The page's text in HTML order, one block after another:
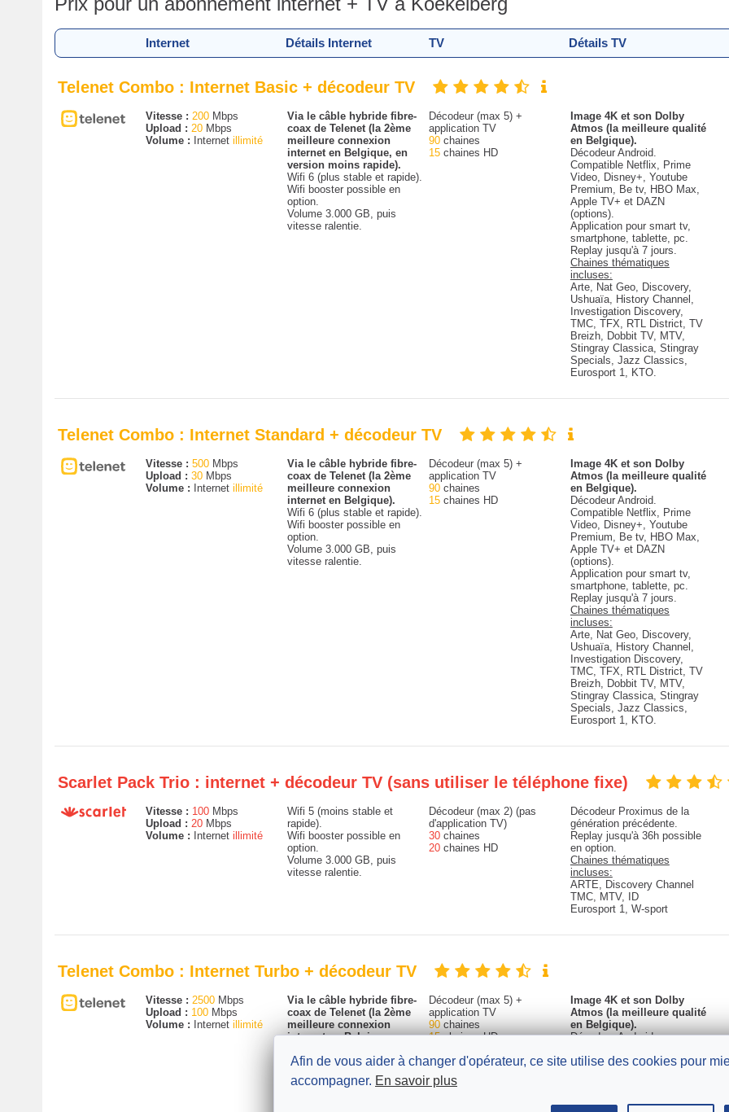
Internet Détails Internet TV Détails TV
Telenet Combo : Internet Basic + décodeur TV
Vitesse : 200Mbps
Upload : 20Mbps
Volume :
Internet illimité
Via le câble hybride fibre-
coax de Telenet (la 2ème
meilleure connexion
internet en Belgique, en
version moins rapide).
Wifi 6 (plus stable et rapide).
Wifi booster possible en
option.
Volume 3.000 GB, puis
vitesse ralentie.
Décodeur (max 5) +
application TV
90chaines
15chaines HD
Image 4K et son Dolby
Atmos (la meilleure qualité
en Belgique).
Décodeur Android.
Compatible Netflix, Prime
Video, Disney+, Youtube
Premium, Be tv, HBO Max,
Apple TV+ et DAZN
(options).
Application pour smart tv,
smartphone, tablette, pc.
Replay jusqu'à 7 jours.
Chaines thématiques
incluses:
Arte, Nat Geo, Discovery,
Ushuaïa, History Channel,
Investigation Discovery,
TMC, TFX, RTL District, TV
Breizh, Dobbit TV, MTV,
Stingray Classica, Stingray
Specials, Jazz Classics,
Eurosport 1, KTO.
Telenet Combo : Internet Standard + décodeur TV
Vitesse : 500Mbps
Upload : 30Mbps
Volume :
Internet illimité
Via le câble hybride fibre-
coax de Telenet (la 2ème
meilleure connexion
internet en Belgique).
Wifi 6 (plus stable et rapide).
Wifi booster possible en
option.
Volume 3.000 GB, puis
vitesse ralentie.
Décodeur (max 5) +
application TV
90chaines
15chaines HD
Image 4K et son Dolby
Atmos (la meilleure qualité
en Belgique).
Décodeur Android.
Compatible Netflix, Prime
Video, Disney+, Youtube
Premium, Be tv, HBO Max,
Apple TV+ et DAZN
(options).
Application pour smart tv,
smartphone, tablette, pc.
Replay jusqu'à 7 jours.
Chaines thématiques
incluses:
Arte, Nat Geo, Discovery,
Ushuaïa, History Channel,
Investigation Discovery,
TMC, TFX, RTL District, TV
Breizh, Dobbit TV, MTV,
Stingray Classica, Stingray
Specials, Jazz Classics,
Eurosport 1, KTO.
Scarlet Pack Trio : internet + décodeur TV (sans utiliser le téléphone fixe)
Vitesse : 100Mbps
Upload : 20Mbps
Volume :
Internet illimité
Wifi 5 (moins stable et
rapide).
Wifi booster possible en
option.
Volume 3.000 GB, puis
vitesse ralentie.
Décodeur (max 2) (pas
d'application TV)
30chaines
20chaines HD
Décodeur Proximus de la
génération précédente.
Replay jusqu'à 36h possible
en option.
Chaines thématiques
incluses:
ARTE, Discovery Channel
TMC, MTV, ID
Eurosport 1, W-sport
Telenet Combo : Internet Turbo + décodeur TV
Vitesse : 2500Mbps
Upload : 100Mbps
Volume :
Internet illimité
Via le câble hybride fibre-
coax de Telenet (la 2ème
meilleure connexion
internet en Belgique, en
Wifi 6 (plus stable et rapide).
Wifi booster possible en
option.
Décodeur (max 5) +
application TV
90chaines
15chaines HD
Image 4K et son Dolby
Atmos (la meilleure qualité
en Belgique).
Décodeur Android.
Video, Disney+, Youtube
Afin de vous aider à changer d'opérateur, ce site utilise des cookies pour
accompagner. En savoir plus